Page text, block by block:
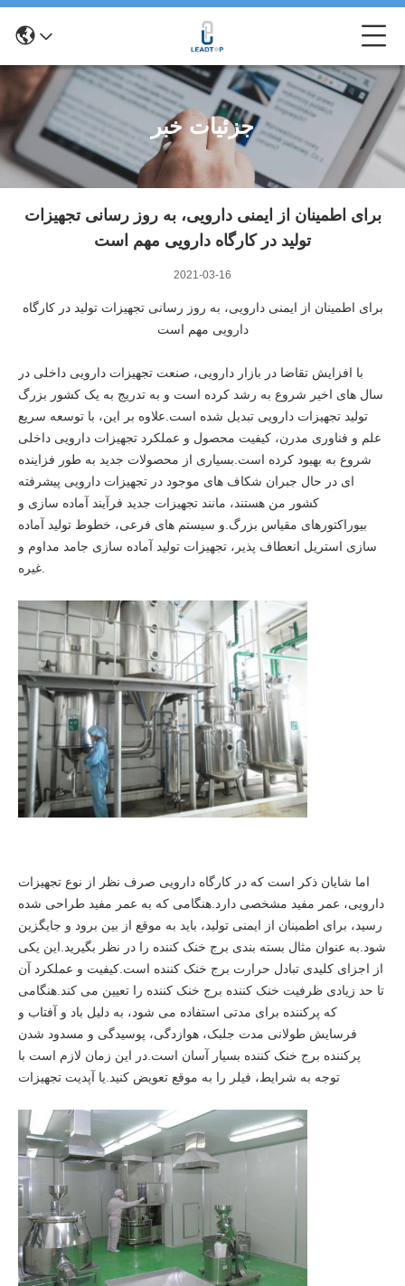
جزئیات خبر
برای اطمینان از ایمنی دارویی، به روز رسانی تجهیزات
تولید در کارگاه دارویی مهم است
2021-03-16
برای اطمینان از ایمنی دارویی، به روز رسانی تجهیزات تولید در کارگاه
دارویی مهم است
با افزایش تقاضا در بازار دارویی، صنعت تجهیزات دارویی داخلی در
سال های اخیر شروع به رشد کرده است و به تدریج به یک کشور بزرگ
تولید تجهیزات دارویی تبدیل شده است.علاوه بر این، با توسعه سریع
علم و فناوری مدرن، کیفیت محصول و عملکرد تجهیزات دارویی داخلی
شروع به بهبود کرده است.بسیاری از محصولات جدید به طور فزاینده
ای در حال جبران شکاف های موجود در تجهیزات دارویی پیشرفته
کشور من هستند، مانند تجهیزات جدید فرآیند آماده سازی و
بیوراکتورهای مقیاس بزرگ.و سیستم های فرعی، خطوط تولید آماده
سازی استریل انعطاف پذیر، تجهیزات تولید آماده سازی جامد مداوم و
اما شایان ذکر است که در کارگاه دارویی صرف نظر از نوع تجهیزات
دارویی، عمر مفید مشخصی دارد.هنگامی که به عمر مفید طراحی شده
رسید، برای اطمینان از ایمنی تولید، باید به موقع از بین برود و جایگزین
شود.به عنوان مثال بسته بندی برج خنک کننده را در نظر بگیرید.این یکی
از اجزای کلیدی تبادل حرارت برج خنک کننده است.کیفیت و عملکرد آن
تا حد زیادی ظرفیت خنک کننده برج خنک کننده را تعیین می کند.هنگامی
که پرکننده برای مدتی استفاده می شود، به دلیل باد و آفتاب و
فرسایش طولانی مدت جلبک، هوازدگی، پوسیدگی و مسدود شدن
پرکننده برج خنک کننده بسیار آسان است.در این زمان لازم است با
توجه به شرایط، فیلر را به موقع تعویض کنید.یا آپدیت تجهیزات